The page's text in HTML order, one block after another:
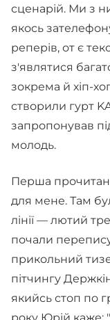
сценарій. Ми з
якось
реперів, от є
з'являтися
зокрема й хіп-
створили гурт
запропонував
молодь.
Перша
для мене. Там
лінії — лютий
почали
прикольний
пітчингу
якийсь стоп по